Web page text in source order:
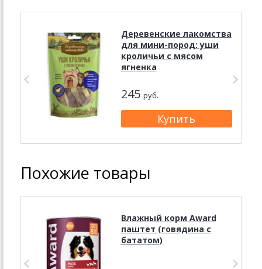
Деревенские лакомства
для мини-пород: уши
кроличьи с мясом
ягненка
245 руб.
Похожие товары
Влажный корм Award
паштет (говядина с
бататом)